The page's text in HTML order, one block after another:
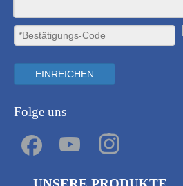
EINREICHEN
Folge uns